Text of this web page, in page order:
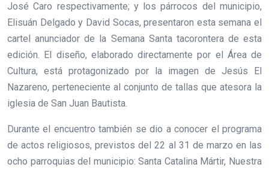
José Caro respectivamente; y los párrocos del municipio,
Elisuán Delgado y David Socas, presentaron esta semana el
cartel anunciador de la Semana Santa tacorontera de esta
edición. El diseño, elaborado directamente por el Área de
Cultura, está protagonizado por la imagen de Jesús El
Nazareno, perteneciente al conjunto de tallas que atesora la
iglesia de San Juan Bautista.
Durante el encuentro también se dio a conocer el programa
de actos religiosos, previstos del 22 al 31 de marzo en las
ocho parroquias del municipio: Santa Catalina Mártir, Nuestra